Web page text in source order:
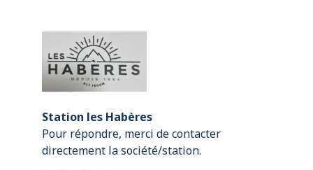
Station les Habères
Pour répondre, merci de contacter
directement la société/station.